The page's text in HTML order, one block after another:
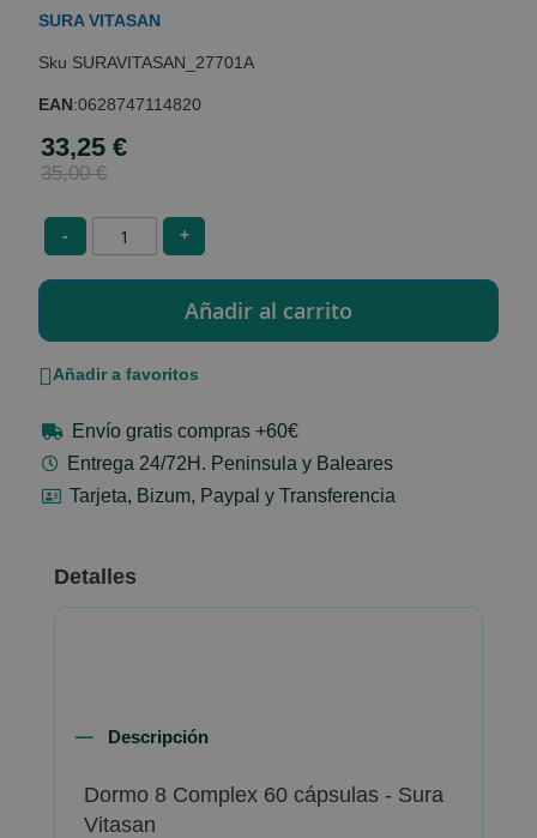
the
gallery
SURA VITASAN
SURAVITASAN_27701A
EAN:0628747114820
Special
Price
33,25 €
35,00 €
- +
Añadir a favoritos
Envío gratis compras +60€
Entrega 24/72H. Peninsula y Baleares
Tarjeta, Bizum, Paypal y Transferencia
Detalles
Descripción
Dormo 8 Complex 60 cápsulas - Sura
Vitasan